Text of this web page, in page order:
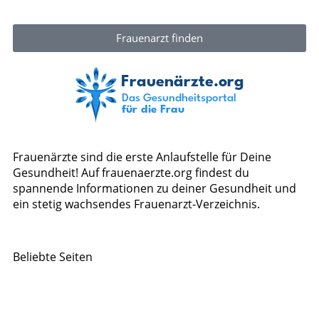
Frauenarzt finden
Frauenärzte sind die erste Anlaufstelle für Deine
Gesundheit! Auf frauenaerzte.org findest du
spannende Informationen zu deiner Gesundheit und
ein stetig wachsendes Frauenarzt-Verzeichnis.
Beliebte Seiten